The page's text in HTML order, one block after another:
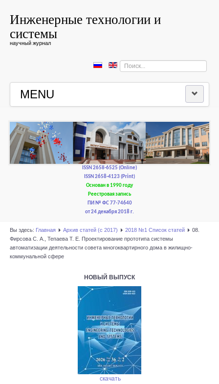
Инженерные технологии и
системы
научный журнал
Искать...
MENU
РЕДКОЛЛЕГИЯ
РЕДАКЦИОННАЯ ПОЛИТИКА И ЭТИКА
ISSN 2658-6525 (Online)
ISSN 2658-4123 (Print)
Основан в 1990 году
Реестровая запись
ПИ № ФС 77-74640
от 24 декабря 2018 г.
Вы здесь: Главная Архив статей (с 2017) 2018 №1 Список статей
08.
Фирсова С. А., Тепаева Т. Е. Проектирование прототипа системы
автоматизации деятельности совета многоквартирного дома в жилищно-
коммунальной сфере
НОВЫЙ ВЫПУСК
скачать